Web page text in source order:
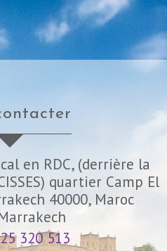
en RDC, (derrière la
quartier Camp El
40000, Maroc
320 513